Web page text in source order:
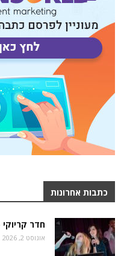
כתבות אחרונות
חדר קריוקי
אוגוסט 2, 2026